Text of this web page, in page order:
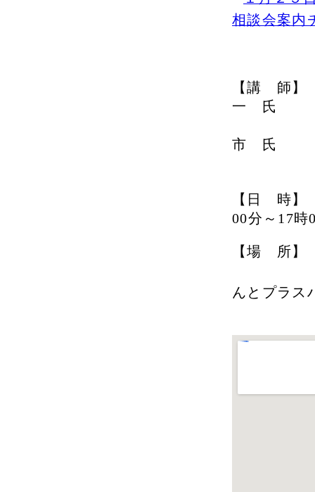
【講 師
一 氏
市 氏
【日 時
00分～17時
【場 所
んとプラス